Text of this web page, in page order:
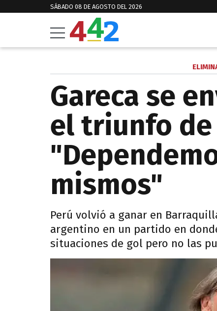
SÁBADO 08 DE AGOSTO DEL 2026
Gareca se
el triunfo de
mismos"
Perú volvió a ganar en
argentino en un partido en
situaciones de gol pero no las